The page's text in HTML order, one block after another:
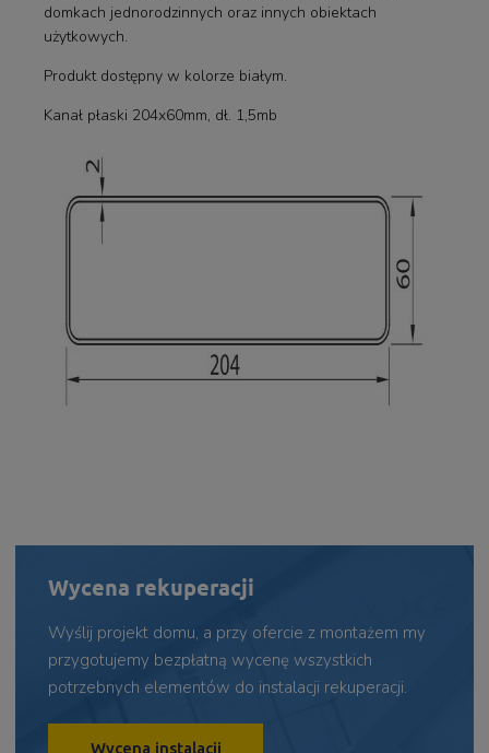
domkach jednorodzinnych oraz innych obiektach
użytkowych.
Produkt dostępny w kolorze białym.
Kanał płaski 204x60mm, dł. 1,5mb
Wycena rekuperacji
Wyślij projekt domu, a przy ofercie z montażem my
przygotujemy bezpłatną wycenę wszystkich
potrzebnych elementów do instalacji rekuperacji.
Wycena instalacji